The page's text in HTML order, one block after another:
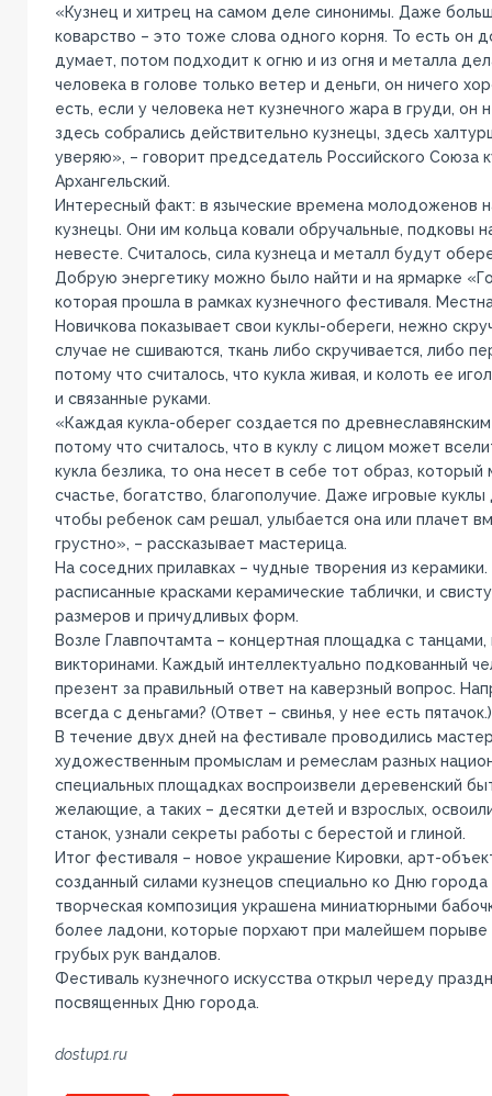
«Кузнец и хитрец на самом деле синонимы. Даже
коварство – это тоже слова одного корня. То есть он
думает, потом подходит к огню и из огня и металла
человека в голове только ветер и деньги, он ничего
есть, если у человека нет кузнечного жара в груди, он
здесь собрались действительно кузнецы, здесь
уверяю», – говорит председатель Российского Союза
Архангельский.
Интересный факт: в языческие времена молодоженов
кузнецы. Они им кольца ковали обручальные, подковы
невесте. Считалось, сила кузнеца и металл будут
Добрую энергетику можно было найти и на ярмарке
которая прошла в рамках кузнечного фестиваля.
Новичкова показывает свои куклы-обереги, нежно
случае не сшиваются, ткань либо скручивается, либо
потому что считалось, что кукла живая, и колоть ее
и связанные руками.
«Каждая кукла-оберег создается по
потому что считалось, что в куклу с лицом может
кукла безлика, то она несет в себе тот образ,
счастье, богатство, благополучие. Даже игровые куклы
чтобы ребенок сам решал, улыбается она или плачет
грустно», – рассказывает мастерица.
На соседних прилавках – чудные творения из
расписанные красками керамические таблички, и
размеров и причудливых форм.
Возле Главпочтамта – концертная площадка с танцами,
викторинами. Каждый интеллектуально подкованный
презент за правильный ответ на каверзный вопрос.
всегда с деньгами? (Ответ – свинья, у нее есть пятачок.)
В течение двух дней на фестивале проводились
художественным промыслам и ремеслам разных
специальных площадках воспроизвели деревенский
желающие, а таких – десятки детей и взрослых,
станок, узнали секреты работы с берестой и глиной.
Итог фестиваля – новое украшение Кировки, арт-
созданный силами кузнецов специально ко Дню
творческая композиция украшена миниатюрными
более ладони, которые порхают при малейшем порыве
грубых рук вандалов.
Фестиваль кузнечного искусства открыл череду
посвященных Дню города.
dostup1.ru